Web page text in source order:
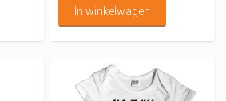
In winkelwagen